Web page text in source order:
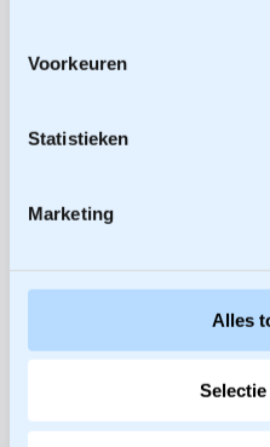
Voorkeuren
Statistieken
Marketing
Alles
Praktijkboek
15 november 2024
Ga naar het